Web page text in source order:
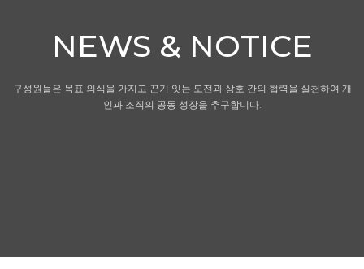
NEWS & NOTICE
구성원들은 목표 의식을 가지고 끈기 잇는 도전과 상호 간의 협력을 실천하여 개
인과 조직의 공동 성장을 추구합니다.